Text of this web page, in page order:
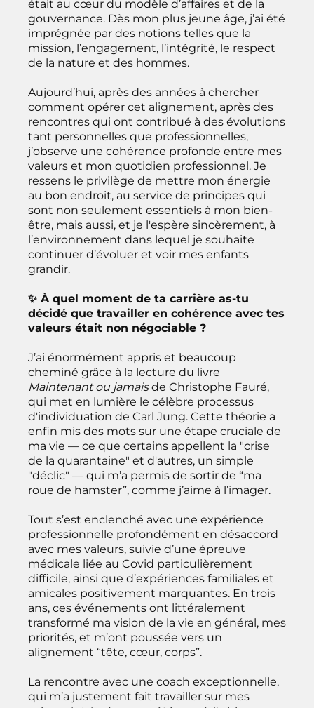
était au cœur du modèle d’affaires et de la
gouvernance. Dès mon plus jeune âge, j’ai été
imprégnée par des notions telles que la
mission, l’engagement, l’intégrité, le respect
de la nature et des hommes.
Aujourd’hui, après des années à chercher
comment opérer cet alignement, après des
rencontres qui ont contribué à des évolutions
tant personnelles que professionnelles,
j’observe une cohérence profonde entre mes
valeurs et mon quotidien professionnel. Je
ressens le privilège de mettre mon énergie
au bon endroit, au service de principes qui
sont non seulement essentiels à mon bien-
être, mais aussi, et je l'espère sincèrement, à
l’environnement dans lequel je souhaite
continuer d’évoluer et voir mes enfants
grandir.
✨ À quel moment de ta carrière as-tu
décidé que travailler en cohérence avec tes
valeurs était non négociable ?
J’ai énormément appris et beaucoup
cheminé grâce à la lecture du livre
Maintenant ou jamaisde Christophe Fauré,
qui met en lumière le célèbre processus
d'individuation de Carl Jung. Cette théorie a
enfin mis des mots sur une étape cruciale de
ma vie — ce que certains appellent la "crise
de la quarantaine" et d'autres, un simple
"déclic" — qui m’a permis de sortir de “ma
roue de hamster”, comme j’aime à l’imager.
Tout s’est enclenché avec une expérience
professionnelle profondément en désaccord
avec mes valeurs, suivie d’une épreuve
médicale liée au Covid particulièrement
difficile, ainsi que d’expériences familiales et
amicales positivement marquantes. En trois
ans, ces événements ont littéralement
transformé ma vision de la vie en général, mes
priorités, et m’ont poussée vers un
alignement “tête, cœur, corps”.
La rencontre avec une coach exceptionnelle,
qui m’a justement fait travailler sur mes